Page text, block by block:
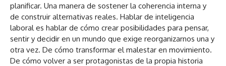
planificar. Una manera de sostener la coherencia interna y
de construir alternativas reales. Hablar de inteligencia
laboral es hablar de cómo crear posibilidades para pensar,
sentir y decidir en un mundo que exige reorganizarnos una y
otra vez. De cómo transformar el malestar en movimiento.
De cómo volver a ser protagonistas de la propia historia